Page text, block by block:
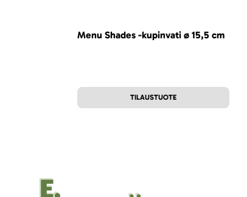
Menu Shades -kupinvati ø 15,5 cm
TILAUSTUOTE